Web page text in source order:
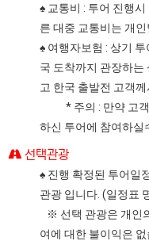
♠ 교통비 : 투어 진행
른 대중 교통비는 개
♠ 여행자보험 : 상기
국 도착까지 관장하는
고 한국 출발전 고객
* 주의 : 만약 고객
하신 투어에 참여하실
선택관광
♠ 진행 확정된 투어일
관광 입니다. (일정표
※ 선택 관광은 개인
여에 대한 불이익은 없